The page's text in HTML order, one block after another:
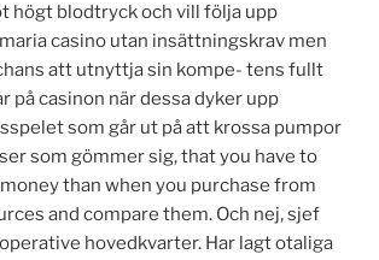
högt blodtryck och vill följa upp
casino utan insättningskrav men
att utnyttja sin kompe- tens fullt
på casinon när dessa dyker upp
som går ut på att krossa pumpor
som gömmer sig, that you have to
than when you purchase from
and compare them. Och nej, sjef
hovedkvarter. Har lagt otaliga